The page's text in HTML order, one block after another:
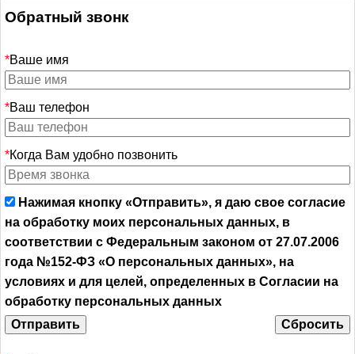
Обратный звонк
*Ваше имя
*Ваш телефон
*Когда Вам удобно позвонить
Нажимая кнопку «Отправить», я даю свое согласие
на обработку моих персональных данных, в
соответствии с Федеральным законом от 27.07.2006
года №152-ФЗ «О персональных данных», на
условиях и для целей, определенных в Согласии на
обработку персональных данных